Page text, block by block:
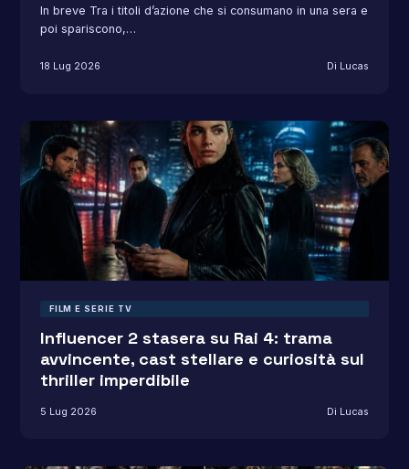
In breve Tra i titoli d’azione che si consumano in una sera e
poi spariscono,…
18 Lug 2026 Di Lucas
FILM E SERIE TV
Influencer 2 stasera su Rai 4: trama
avvincente, cast stellare e curiosità sul
thriller imperdibile
5 Lug 2026 Di Lucas